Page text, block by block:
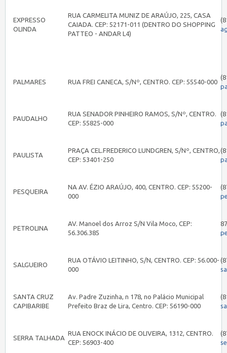
EXPRESSO
OLINDA
RUA CARMELITA MUNIZ DE ARAÚJO, 225, CASA
CAIADA. CEP: 52171-011 (DENTRO DO SHOPPING
PATTEO - ANDAR L4)
PALMARES RUA FREI CANECA, S/Nº, CENTRO. CEP: 55540-000
PAUDALHO
RUA SENADOR PINHEIRO RAMOS, S/Nº, CENTRO.
CEP: 55825-000
PAULISTA
PRAÇA CEL.FREDERICO LUNDGREN, S/Nº, CENTRO,
CEP: 53401-250
PESQUEIRA
NA AV. ÉZIO ARAÚJO, 400, CENTRO. CEP: 55200-
000
PETROLINA
AV. Manoel dos Arroz S/N Vila Moco, CEP:
56.306.385
SALGUEIRO
RUA OTÁVIO LEITINHO, S/N, CENTRO. CEP: 56.000-
000
SANTA CRUZ
CAPIBARIBE
Av. Padre Zuzinha, n 178, no Palácio Municipal
Prefeito Braz de Lira, Centro. CEP: 56190-000
SERRA TALHADA
RUA ENOCK INÁCIO DE OLIVEIRA, 1312, CENTRO.
CEP: 56903-400